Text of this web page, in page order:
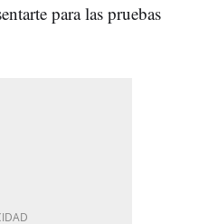
para las pruebas